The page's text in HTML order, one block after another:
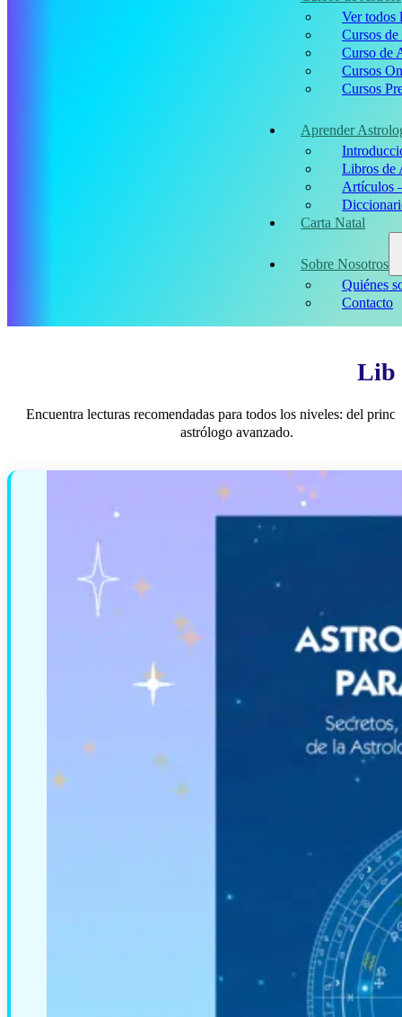
Ver todos
Cursos
Curso de
Cursos
Cursos
Aprender
Libros de
Artículos
Carta Natal
Sobre Nosotros
Quiénes
Contacto
Encuentra lecturas recomendadas para todos los niveles: del
astrólogo avanzado.